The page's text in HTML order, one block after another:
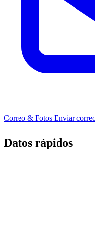
Correo & Fotos Enviar
Datos rápidos